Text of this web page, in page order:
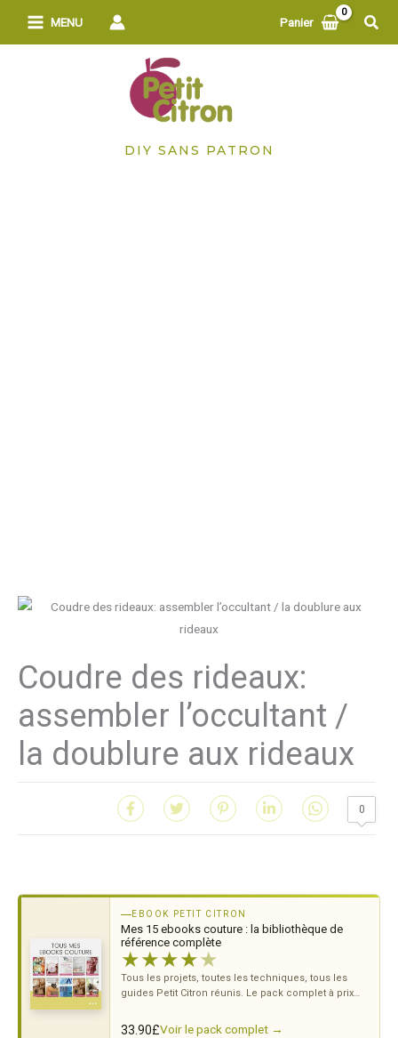
MENU Panier
DIY SANS PATRON
Coudre des rideaux:
assembler l’occultant /
la doublure aux rideaux
0
EBOOK PETIT CITRON
Mes 15 ebooks couture : la bibliothèque de
référence complète
★★★★★
Tous les projets, toutes les techniques, tous les
guides Petit Citron réunis. Le pack complet à prix
33.90£Voir le pack complet →